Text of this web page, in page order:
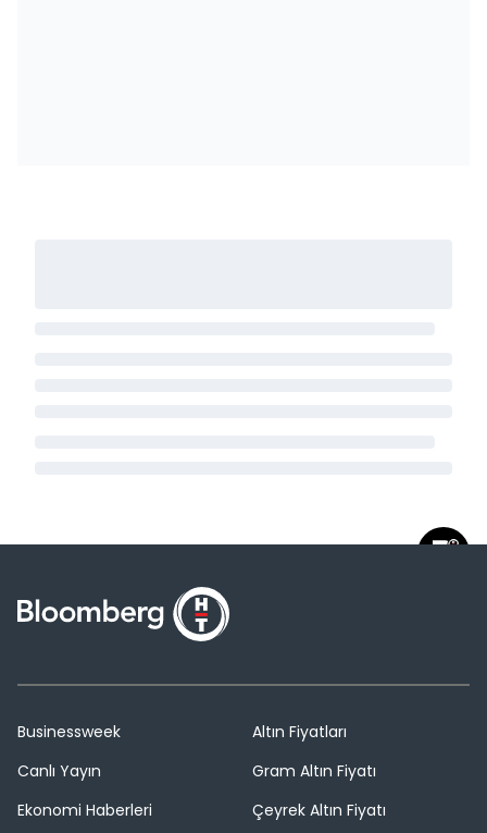
Businessweek
Canlı Yayın
Ekonomi Haberleri
Altın Fiyatları
Gram Altın Fiyatı
Çeyrek Altın Fiyatı